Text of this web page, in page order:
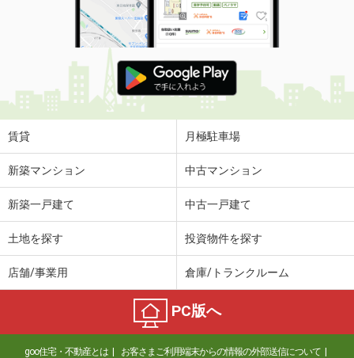
使用面積 -
茨城県古河市水海
価 格
16.50万円
住 所
茨城県古河市水海
物件種別
茨城県鹿嶋市城山４丁目
9.90万円
貸事務所
茨城県日立市助川町１丁目
6万円
住 所
茨城県日立市助川町１丁目
物件種別 貸店舗（建物一部）
賃貸 月極駐車場
新築マンション 中古マンション
新築一戸建て 中古一戸建て
土地を探す 投資物件を探す
店舗/事業用 倉庫/トランクルーム
PC版へ
goo住宅・不動産とは お客さまご利用端末からの情報の外部送信について